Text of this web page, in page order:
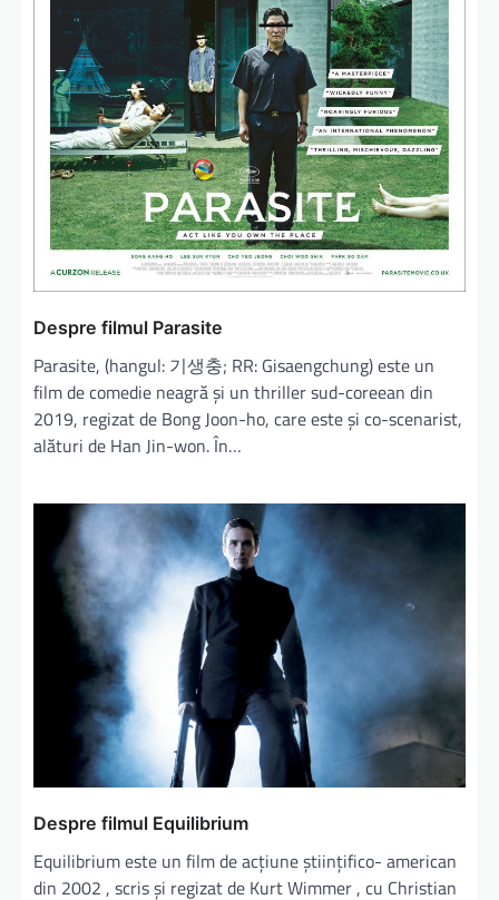
Despre filmul Parasite
Parasite, (hangul: 기생충; RR: Gisaengchung) este un
film de comedie neagră și un thriller sud-coreean din
2019, regizat de Bong Joon-ho, care este și co-scenarist,
alături de Han Jin-won⁠. În…
Despre filmul Equilibrium
Equilibrium este un film de acțiune științifico- american
din 2002 , scris și regizat de Kurt Wimmer , cu Christian